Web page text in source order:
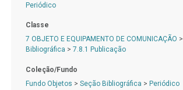
Periódico
Classe
7 OBJETO E EQUIPAMENTO DE COMUNICAÇÃO >
Bibliográfica > 7.8.1 Publicação
Coleção/Fundo
Fundo Objetos > Seção Bibliográfica > Periódico